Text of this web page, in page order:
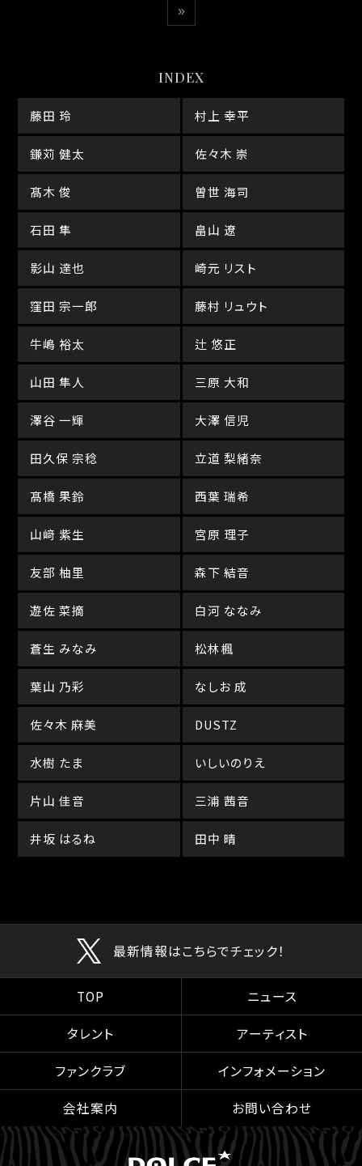
»
INDEX
藤田 玲 村上 幸平
鎌苅 健太 佐々木 崇
髙木 俊 曽世 海司
石田 隼 畠山 遼
影山 達也 崎元 リスト
窪田 宗一郎 藤村 リュウト
牛嶋 裕太 辻 悠正
山田 隼人 三原 大和
澤谷 一輝 大澤 信児
田久保 宗稔 立道 梨緒奈
髙橋 果鈴 西葉 瑞希
山﨑 紫生 宮原 理子
友部 柚里 森下 結音
遊佐 菜摘 白河 ななみ
蒼生 みなみ 松林楓
葉山 乃彩 なしお 成
佐々木 麻美 DUSTZ
水樹 たま いしいのりえ
片山 佳音 三浦 茜音
井坂 はるね 田中 晴
最新情報はこちらでチェック！
TOP
ニュース
タレント
アーティスト
ファンクラブ
インフォメーション
会社案内
お問い合わせ